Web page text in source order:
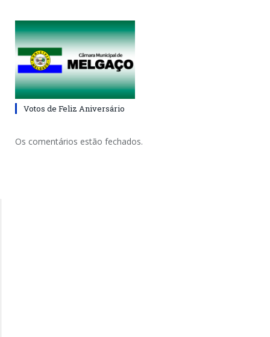
Votos de Feliz Aniversário
Os comentários estão fechados.